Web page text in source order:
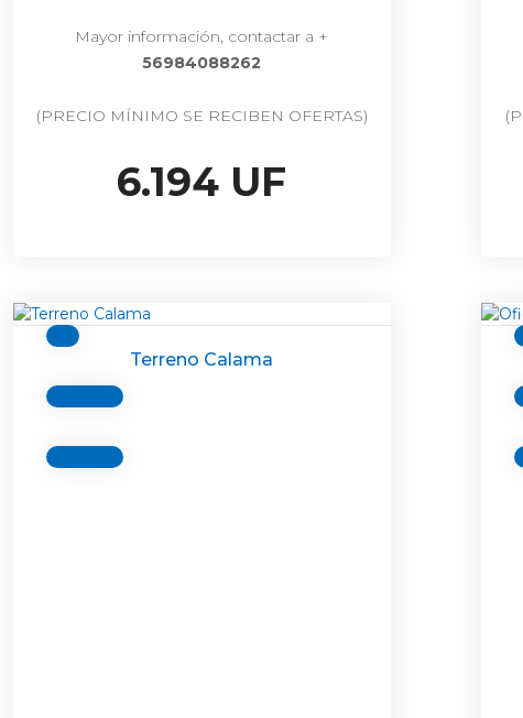
Mayor información, contactar a +
56984088262
(PRECIO MÍNIMO SE RECIBEN OFERTAS)
6.194 UF
Terreno Calama